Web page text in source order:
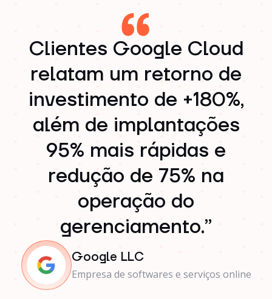
Clientes Google Cloud
relatam um retorno de
investimento de +180%,
além de implantações
95% mais rápidas e
redução de 75% na
operação do
gerenciamento.”
Google LLC
Empresa de softwares e serviços online